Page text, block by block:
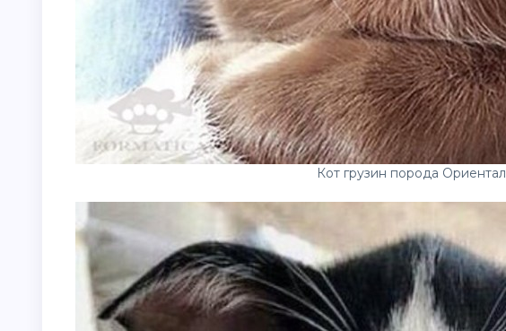
Кот грузин порода Ориентал